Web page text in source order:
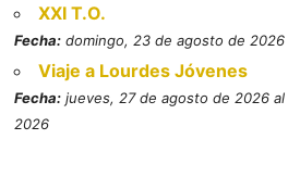
XXI T.O.
Fecha: domingo, 23 de agosto de 2026
Viaje a Lourdes Jóvenes
Fecha: jueves, 27 de agosto de 2026
2026